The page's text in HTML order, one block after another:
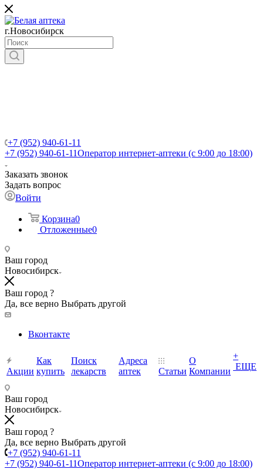
г.Новосибирск
+7 (952) 940-61-11
+7 (952) 940-61-11Оператор интернет-аптеки (с 9:00 до 18:00)
Заказать звонок
Задать вопрос
Войти
Корзина0
Отложенные0
Ваш город
Новосибирск
Ваш город ?
Да, все верно Выбрать другой
Вконтакте
Акции
Как
купить
Поиск
лекарств
Адреса
аптек
Статьи
О
Компании
+
ЕЩЕ
Ваш город
Новосибирск
Ваш город ?
Да, все верно Выбрать другой
+7 (952) 940-61-11
+7 (952) 940-61-11Оператор интернет-аптеки (с 9:00 до 18:00)